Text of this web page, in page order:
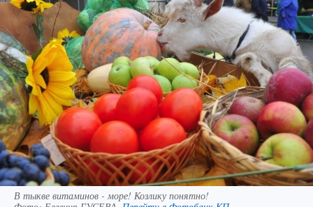
В тыкве витаминов - море! Козлику понятно!